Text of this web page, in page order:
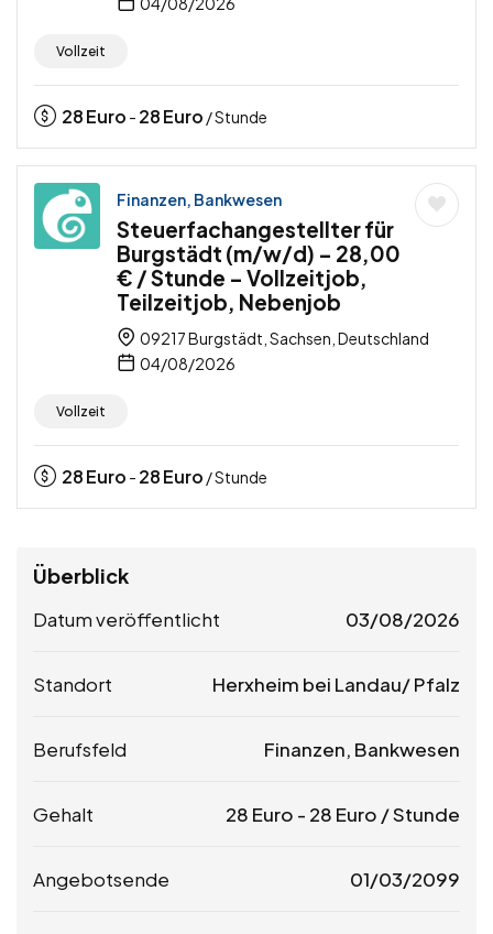
Vollzeit
28Euro - 28Euro / Stunde
Finanzen, Bankwesen
Steuerfachangestellter für
Burgstädt (m/w/d) – 28,00
€ / Stunde – Vollzeitjob,
Teilzeitjob, Nebenjob
09217 Burgstädt, Sachsen, Deutschland
04/08/2026
Vollzeit
28Euro - 28Euro / Stunde
Überblick
Datum veröffentlicht 03/08/2026
Standort Herxheim bei Landau/ Pfalz
Berufsfeld Finanzen, Bankwesen
Gehalt 28 Euro - 28 Euro / Stunde
Angebotsende 01/03/2099